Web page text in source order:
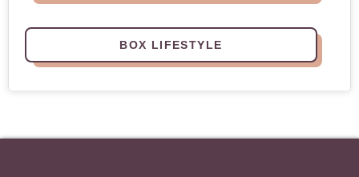
BOX LIFESTYLE